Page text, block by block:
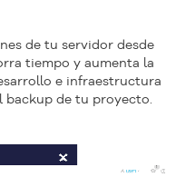
de tu servidor desde
tiempo y aumenta la
e infraestructura
backup de tu proyecto.